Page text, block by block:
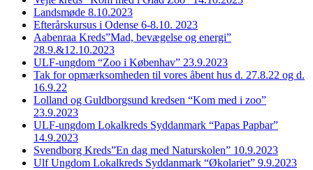
Landsmøde 8.10.2023
Efterårskursus i Odense 6-8.10. 2023
Aabenraa Kreds”Mad, bevægelse og energi”
28.9.&12.10.2023
ULF-ungdom “Zoo i Københav” 23.9.2023
Tak for opmærksomheden til vores åbent hus d. 27.8.22 og d.
16.9.22
Lolland og Guldborgsund kredsen “Kom med i zoo”
23.9.2023
ULF-ungdom Lokalkreds Syddanmark “Papas Papbar”
14.9.2023
Svendborg Kreds”En dag med Naturskolen” 10.9.2023
Ulf Ungdom Lokalkreds Syddanmark “Økolariet” 9.9.2023